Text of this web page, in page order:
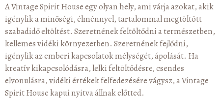
A Vintage Spirit House egy olyan hely, ami várja azokat, akik
igénylik a minőségi, élménnyel, tartalommal megtöltött
szabadidő eltöltést. Szeretnének feltöltődni a természetben,
kellemes vidéki környezetben. Szeretnének fejlődni,
igénylik az emberi kapcsolatok mélységét, ápolását. Ha
kreatív kikapcsolódásra, lelki feltöltődésre, csendes
elvonulásra, vidéki értékek felfedezésére vágysz, a Vintage
Spirit House kapui nyitva állnak előtted.